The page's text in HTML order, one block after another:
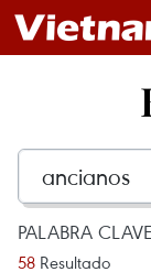
PALABRA
58 Resultado